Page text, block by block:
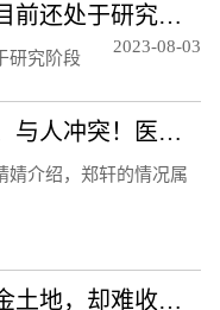
久其软件：公司区块链业务目前还处于研究阶段
研究阶段
2023-08-03
太反常！宁波男子频频失控、与人冲突！医生：须重视！都是因为……
婧介绍，郑轩的情况属
黑龙江鲜食玉米之惑：守着金土地，却难收获金豆豆？听听基层声音